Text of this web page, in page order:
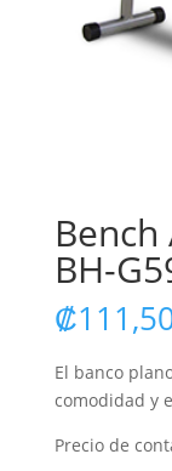
BH-
₡
El banco
comodidad y
Precio de